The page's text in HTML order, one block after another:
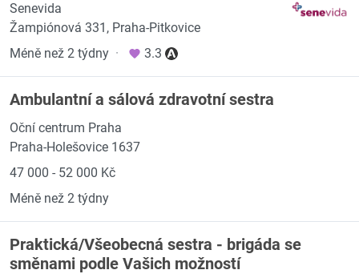
Senevida
Žampiónová 331, Praha-Pitkovice
Méně než 2 týdny · 3.3
Ambulantní a sálová zdravotní sestra
Oční centrum Praha
Praha-Holešovice 1637
47 000 - 52 000 Kč
Méně než 2 týdny
Praktická/Všeobecná sestra - brigáda se
směnami podle Vašich možností